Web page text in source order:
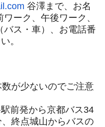
谷澤まで、お名
ーク、 午後ワーク、
ス・車）、 お電話番
。
が少ないのでご注意
前発から京都バス34
終点城山からバスの